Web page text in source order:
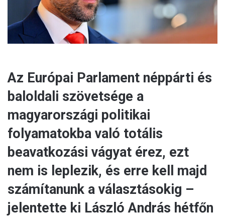
Az Európai Parlament néppárti és
baloldali szövetsége a
magyarországi politikai
folyamatokba való totális
beavatkozási vágyat érez, ezt
nem is leplezik, és erre kell majd
számítanunk a választásokig –
jelentette ki László András hétfőn